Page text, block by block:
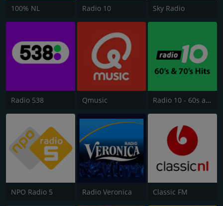
100% NL Radio 10 Sky Radio
Radio 538 Qmusic Radio 10 - 60s and 70s Hits
NPO Radio 5 Radio Veronica Classic FM